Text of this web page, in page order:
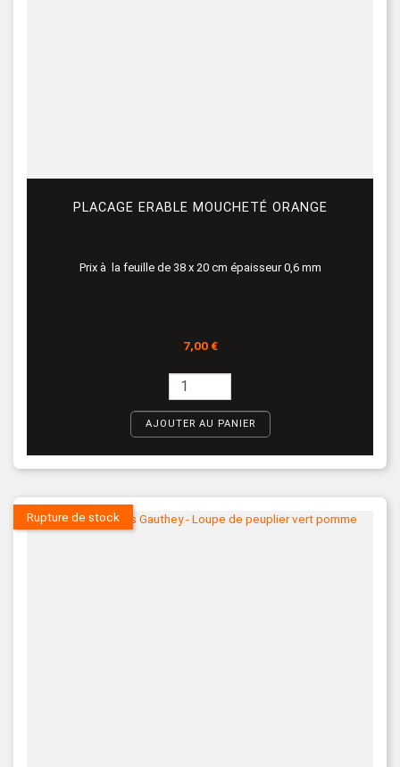
PLACAGE ERABLE MOUCHETÉ ORANGE
Prix à la feuille de 38 x 20 cm épaisseur 0,6 mm
Prix
7,00 €
AJOUTER AU PANIER
Rupture de stock